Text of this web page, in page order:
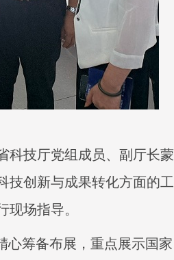
科技厅党组成员、副厅长蒙
技创新与成果转化方面的工
场指导。
心筹备布展，重点展示国家